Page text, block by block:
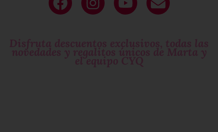
Disfruta descuentos exclusivos, todas las
novedades y regalitos únicos de Marta y
el equipo CYQ